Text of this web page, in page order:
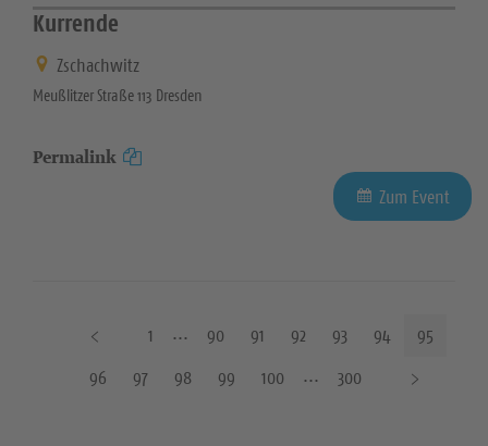
Kurrende
Zschachwitz
Meußlitzer Straße 113 Dresden
Permalink
Zum Event
1 90 91 92 93 94
95
96
97 98 99 100 300
N